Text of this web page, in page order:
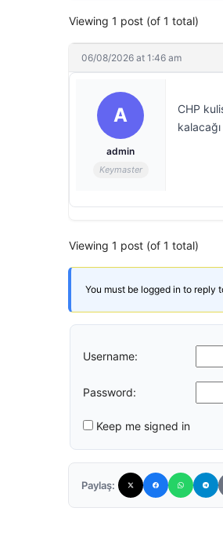
Viewing 1 post (of 1 total)
06/08/2026 at 1:46 am
A
admin
Keymaster
CHP
Viewing 1 post (of 1 total)
You must be logged in to reply
Username:
Password:
Keep me signed in
Paylaş: